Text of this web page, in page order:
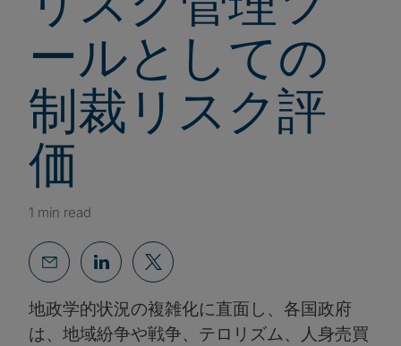
ールとしての
制裁リスク評
価
1 min read
地政学的状況の複雑化に直面し、各国政府
は、地域紛争や戦争、テロリズム、人身売買